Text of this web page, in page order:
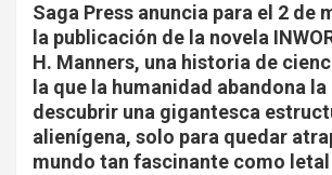
Saga Press anuncia para el 2 de
la publicación de la novela
H. Manners, una historia de
la que la humanidad abandona
descubrir una gigantesca
alienígena, solo para quedar
mundo tan fascinante como letal